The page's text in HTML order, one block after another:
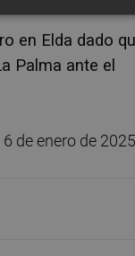
en Elda dado
Palma ante el
de enero de